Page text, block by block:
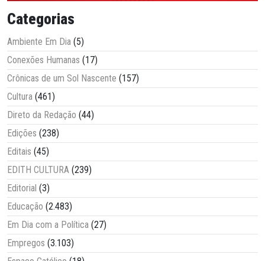
Categorias
Ambiente Em Dia (5)
Conexões Humanas (17)
Crônicas de um Sol Nascente (157)
Cultura (461)
Direto da Redação (44)
Edições (238)
Editais (45)
EDITH CULTURA (239)
Editorial (3)
Educação (2.483)
Em Dia com a Política (27)
Empregos (3.103)